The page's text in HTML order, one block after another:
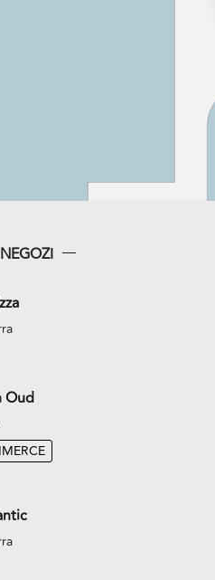
Oud